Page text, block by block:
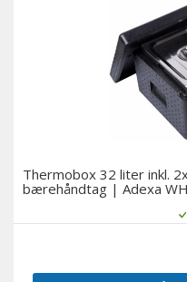
Thermobox 32 liter inkl.
bærehåndtag | Adexa